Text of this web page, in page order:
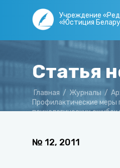
Учреждение
«Юстиция
Статья
Главная / Журналы /
Профилактические меры
психологических
№ 12, 2011